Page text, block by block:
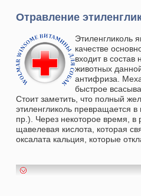
Отравление
Этиленгликоль
качестве
входит в
животных
антифриза.
быстрое
Стоит заметить, что полный
этиленгликоль превращается в
пр.). Через некоторое время, в
щавелевая кислота, которая
оксалата кальция, которые